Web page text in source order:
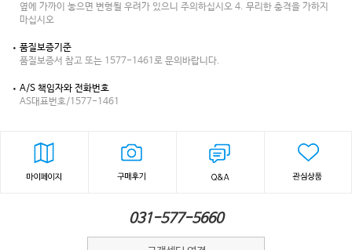
옆에 가까이 놓으면 변형될 우려가 있으니 주의하십시오 4. 무리한 충격을 가하지
마십시오
품질보증기준
품질보증서 참고 또는 1577-1461로 문의바랍니다.
A/S 책임자와 전화번호
AS대표번호/1577-1461
031-577-5660